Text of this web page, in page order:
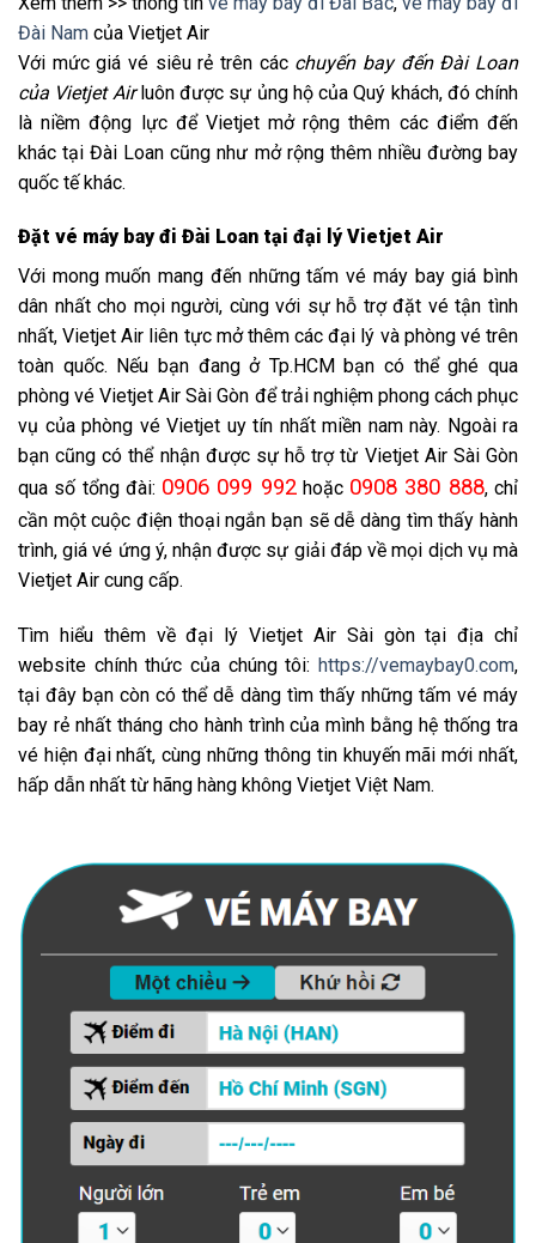
Đài Nam của Vietjet Air
Với mức giá vé siêu rẻ trên các chuyến bay đến Đài Loan
của Vietjet Airluôn được sự ủng hộ của Quý khách, đó chính
là niềm động lực để Vietjet mở rộng thêm các điểm đến
khác tại Đài Loan cũng như mở rộng thêm nhiều đường bay
quốc tế khác.
Đặt vé máy bay đi Đài Loan tại đại lý Vietjet Air
Với mong muốn mang đến những tấm vé máy bay giá bình
dân nhất cho mọi người, cùng với sự hỗ trợ đặt vé tận tình
nhất, Vietjet Air liên tực mở thêm các đại lý và phòng vé trên
toàn quốc. Nếu bạn đang ở Tp.HCM bạn có thể ghé qua
phòng vé Vietjet Air Sài Gòn để trải nghiệm phong cách phục
vụ của phòng vé Vietjet uy tín nhất miền nam này. Ngoài ra
bạn cũng có thể nhận được sự hỗ trợ từ Vietjet Air Sài Gòn
qua số tổng đài: 0906 099 992hoặc 0908 380 888, chỉ
cần một cuộc điện thoại ngắn bạn sẽ dễ dàng tìm thấy hành
trình, giá vé ứng ý, nhận được sự giải đáp về mọi dịch vụ mà
Vietjet Air cung cấp.
Tìm hiểu thêm về đại lý Vietjet Air Sài gòn tại địa chỉ
website chính thức của chúng tôi: https://vemaybay0.com,
tại đây bạn còn có thể dễ dàng tìm thấy những tấm vé máy
bay rẻ nhất tháng cho hành trình của mình bằng hệ thống tra
vé hiện đại nhất, cùng những thông tin khuyến mãi mới nhất,
hấp dẫn nhất từ hãng hàng không Vietjet Việt Nam.